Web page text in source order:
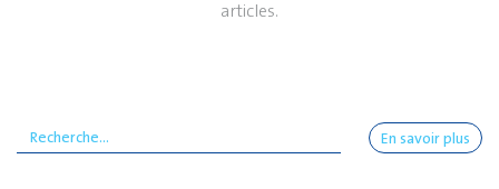
articles.
En savoir plus